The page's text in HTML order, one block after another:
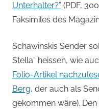
Unterhalter?” (PDF,
Faksimiles des
Schawinskis Sender
Stella” heissen, wie
Folio-Artikel
Berg, der auch als
gekommen wäre). Den